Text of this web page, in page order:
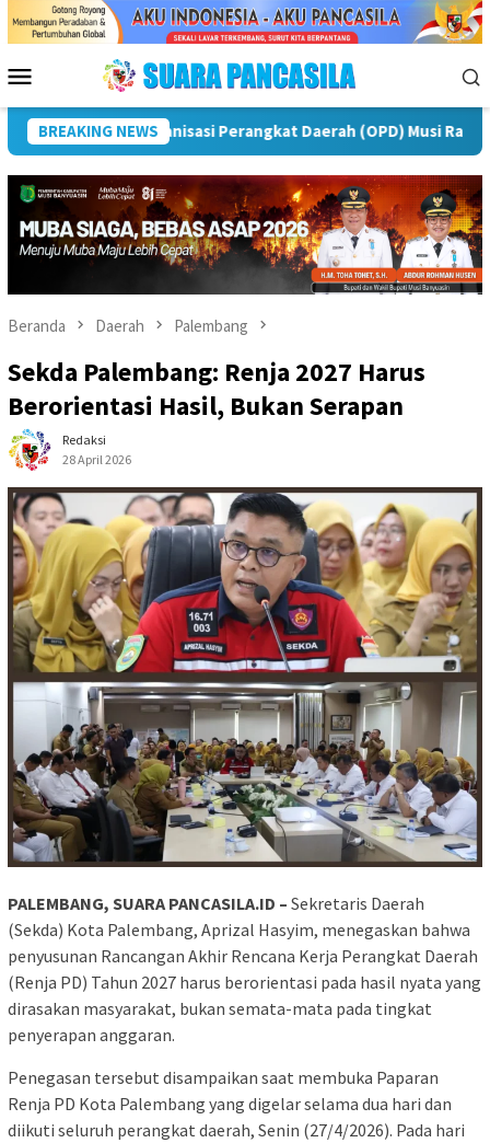
Menu
Mobile
BREAKING NEWS
Puncak Peringatan IPeKB Ke-19, Plt Bupati Rejang
Beranda Daerah Palembang
Sekda Palembang: Renja 2027 Harus
Berorientasi Hasil, Bukan Serapan
Redaksi
28 April 2026
PALEMBANG, SUARA PANCASILA.ID – Sekretaris Daerah
(Sekda) Kota Palembang, Aprizal Hasyim, menegaskan bahwa
penyusunan Rancangan Akhir Rencana Kerja Perangkat Daerah
(Renja PD) Tahun 2027 harus berorientasi pada hasil nyata yang
dirasakan masyarakat, bukan semata-mata pada tingkat
penyerapan anggaran.
Penegasan tersebut disampaikan saat membuka Paparan
Renja PD Kota Palembang yang digelar selama dua hari dan
diikuti seluruh perangkat daerah, Senin (27/4/2026). Pada hari